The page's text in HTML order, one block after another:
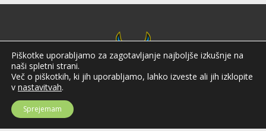
Piškotke uporabljamo za zagotavljanje najboljše izkušnje na
naši spletni strani.
Več o piškotkih, ki jih uporabljamo, lahko izveste ali jih izklopite
v nastavitvah.
Sprejemam